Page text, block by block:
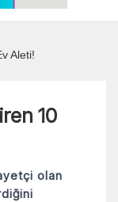
Aleti!
10
olan